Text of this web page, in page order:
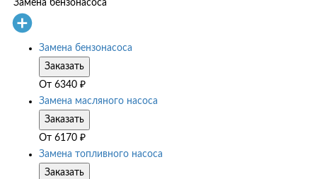
Замена бензонасоса
Замена бензонасоса
Заказать
От 6340 ₽
Замена масляного насоса
Заказать
От 6170 ₽
Замена топливного насоса
Заказать